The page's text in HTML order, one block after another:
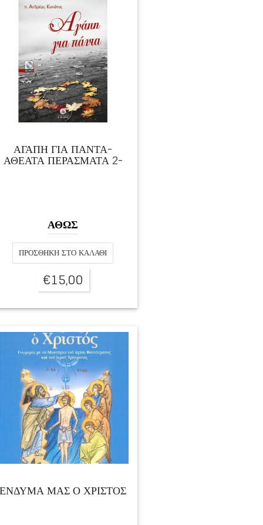
ΑΓΑΠΗ ΓΙΑ ΠΑΝΤΑ-
ΑΘΕΑΤΑ ΠΕΡΑΣΜΑΤΑ 2-
ΑΘΩΣ
ΠΡΟΣΘΉΚΗ ΣΤΟ ΚΑΛΆΘΙ
€15,00
ΕΝΔΥΜΑ ΜΑΣ Ο ΧΡΙΣΤΟΣ